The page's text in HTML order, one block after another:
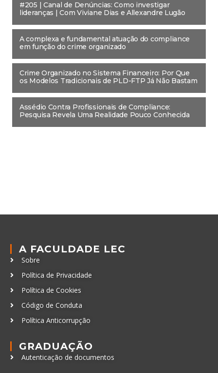
#205 | Canal de Denúncias: Como investigar
lideranças | Com Viviane Dias e Allexandre Lugão
A complexa e fundamental atuação do compliance
em função do crime organizado
Crime Organizado no Sistema Financeiro: Por Que
os Modelos Tradicionais de PLD-FTP Já Não Bastam
Assédio Contra Profissionais de Compliance:
Pesquisa Revela Uma Realidade Pouco Conhecida
A FACULDADE LEC
Sobre
Política de Privacidade
Política de Cookies
Código de Conduta
Política Anticorrupção
GRADUAÇÃO
Autenticação de documentos